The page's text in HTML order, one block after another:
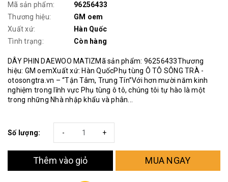
Mã sản phẩm:
96256433
Thương hiệu:
GM oem
Xuất xứ:
Hàn Quốc
Tình trạng:
Còn hàng
DÂY PHIN DAEWOO MATIZMã sản phẩm: 96256433Thương
hiệu: GM oemXuất xứ: Hàn QuốcPhụ tùng Ô TÔ SÔNG TRÀ -
otosongtra.vn – “Tận Tâm, Trung Tín”Với hơn mười năm kinh
nghiệm trong lĩnh vực Phụ tùng ô tô, chúng tôi tự hào là một
trong những Nhà nhập khẩu và phân...
Số lượng: +
-
Thêm vào giỏ MUA NGAY